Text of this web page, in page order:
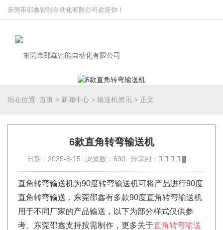
东莞市邵鑫智能自动化有限公司欢迎你！
现在位置: 首页 > 新闻中心 > 输送机资讯 > 正文
6款直角转弯输送机
日期：2025-8-15 浏览数：690 分享到：
直角转弯输送机为90度转弯输送机可将产品进行90度
直角转弯输送，东莞邵鑫有多款90度直角转弯输送机
用于不同厂家的产品输送，以下为部分样式仅供参
考。东莞邵鑫支持按需制作，更多关于直角转弯输送